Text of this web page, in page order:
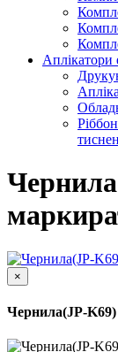
Аплікатори
×
Чернила(JP-